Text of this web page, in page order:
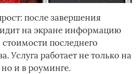
после завершения
на экране информацию
стоимости последнего
Услуга работает не только на
и в роуминге.